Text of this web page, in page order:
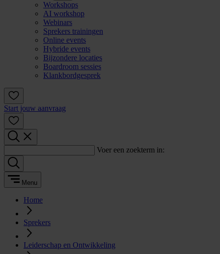
Workshops
AI workshop
Webinars
Sprekers trainingen
Online events
Hybride events
Bijzondere locaties
Boardroom sessies
Klankbordgesprek
Start jouw aanvraag
Voer een zoekterm in:
Menu
Home
Sprekers
Leiderschap en Ontwikkeling